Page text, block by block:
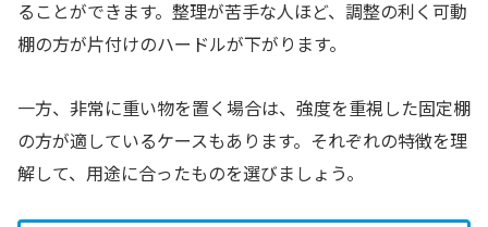
ることができます。整理が苦手な人ほど、調整の利く可動
棚の方が片付けのハードルが下がります。
一方、非常に重い物を置く場合は、強度を重視した固定棚
の方が適しているケースもあります。それぞれの特徴を理
解して、用途に合ったものを選びましょう。